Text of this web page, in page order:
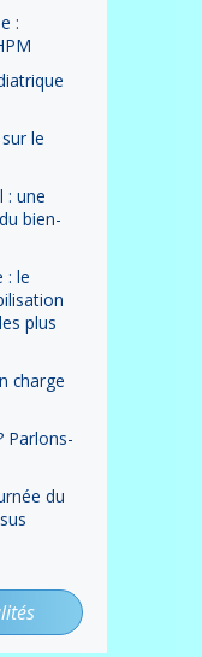
:
le
: une
bien-
: le
plus
charge
Parlons-
du